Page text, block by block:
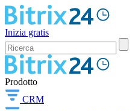
Inizia gratis
Prodotto
CRM